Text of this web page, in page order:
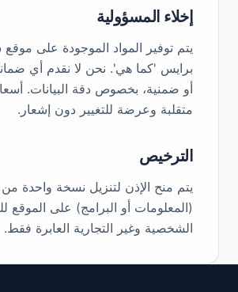
إخلاء المسؤولية
يتم توفير المواد الموجودة على
برايس 'كما هي'. نحن لا نقدم أي
أو ضمنية، بخصوص دقة البيانات.
متقلبة وعرضة للتغيير دون إشعار.
الترخيص
يتم منح الإذن لتنزيل نسخة واحدة من
(المعلومات أو البرامج) على الموقع
الشخصية وغير التجارية العابرة فقط.